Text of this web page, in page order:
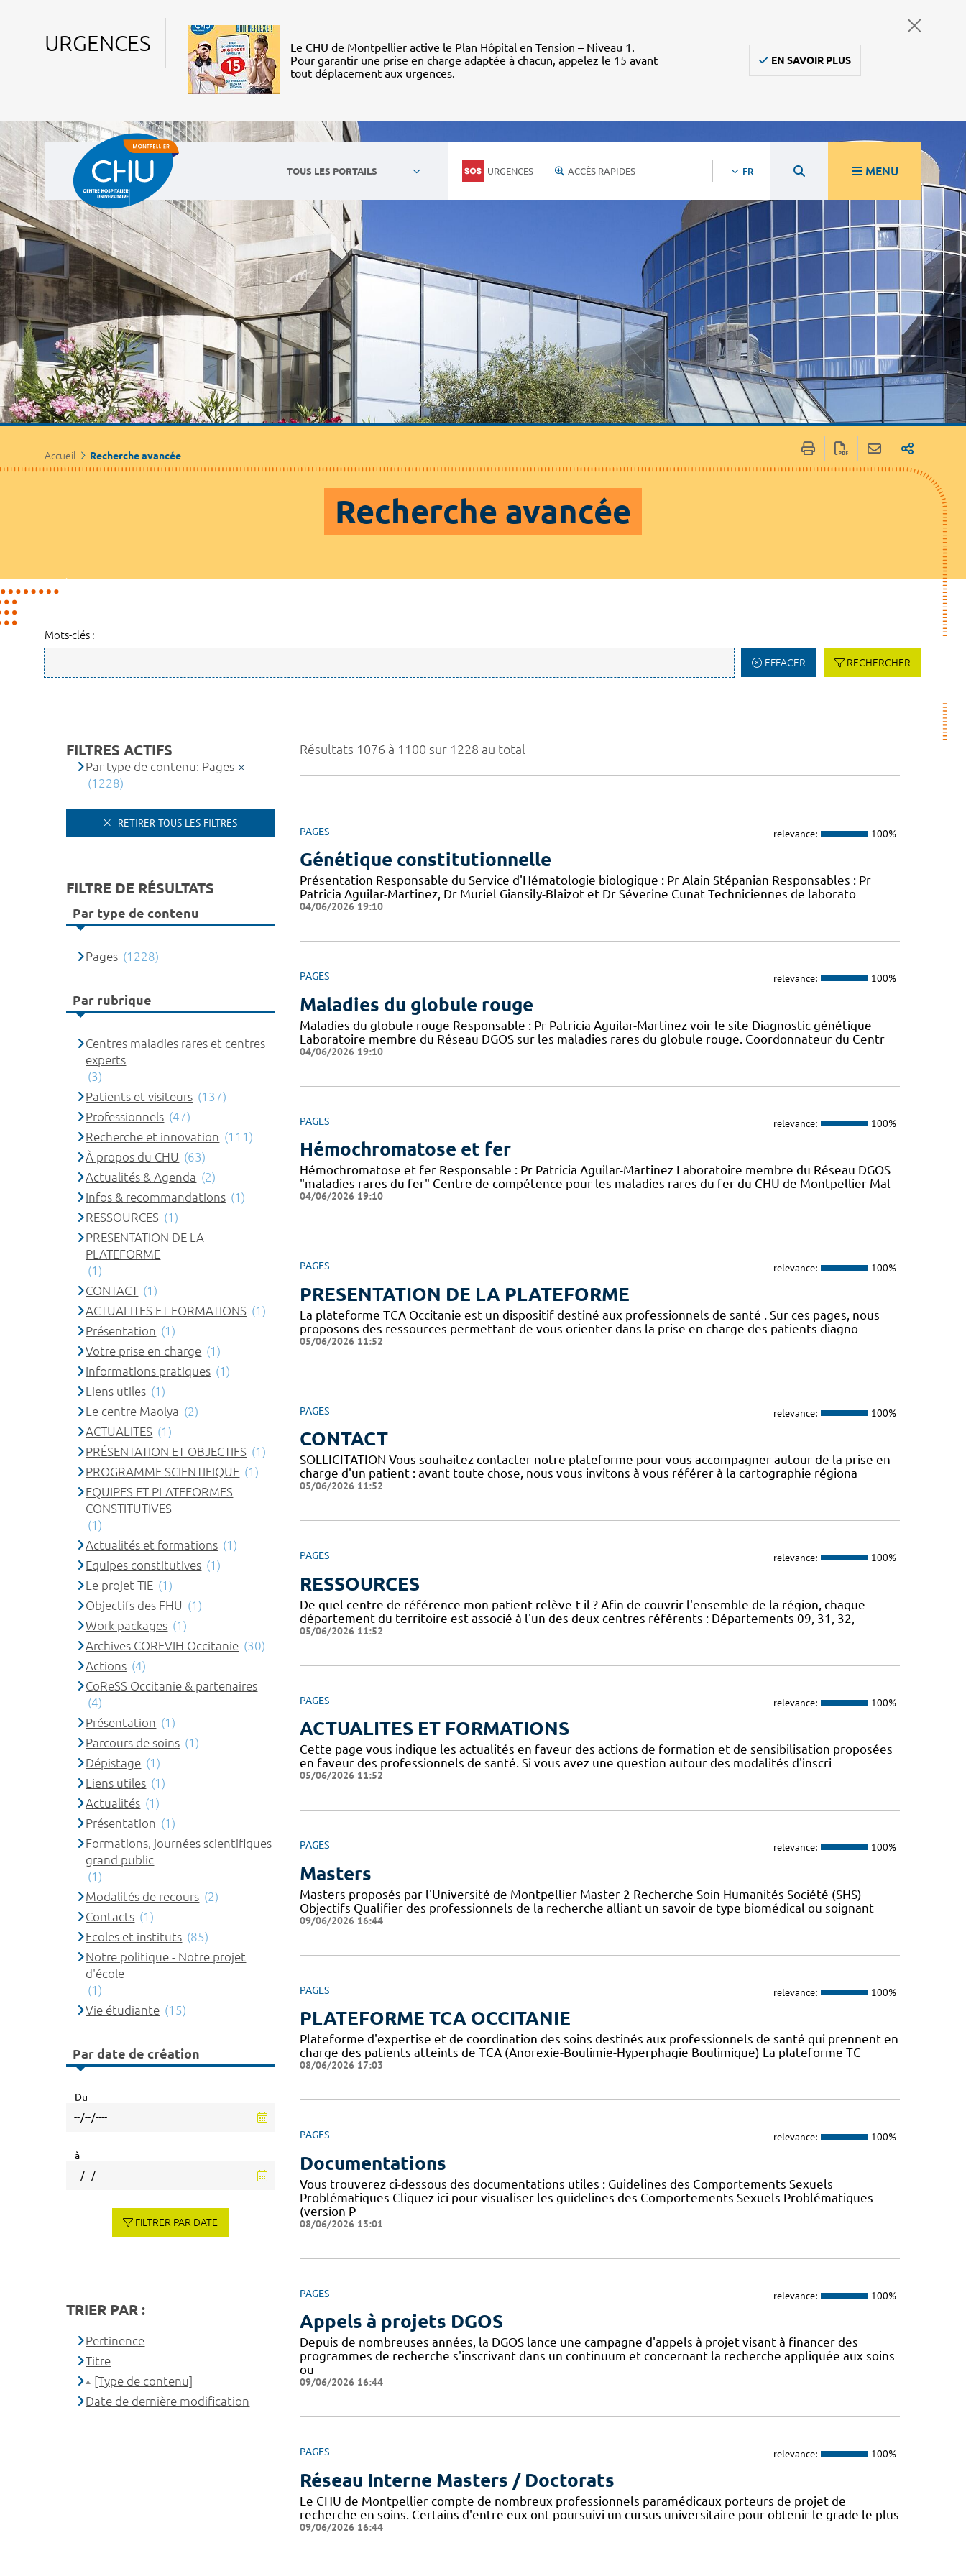
URGENCES
Le CHU de Montpellier active le Plan Hôpital en Tension – Niveau 1.
Pour garantir une prise en charge adaptée à chacun, appelez le 15 avant
tout déplacement aux urgences.
EN SAVOIR PLUS
TOUS LES PORTAILS URGENCES ACCÈS RAPIDES FR MENU
Accueil Recherche avancée
Recherche avancée
Mots-clés :
EFFACER RECHERCHER
Résultats 1076 à 1100 sur 1228 au total
PAGES relevance: 100%
Génétique constitutionnelle
Présentation Responsable du Service d'Hématologie biologique : Pr Alain Stépanian Responsables : Pr
Patricia Aguilar-Martinez, Dr Muriel Giansily-Blaizot et Dr Séverine Cunat Techniciennes de laborato
04/06/2026 19:10
PAGES relevance: 100%
Maladies du globule rouge
Maladies du globule rouge Responsable : Pr Patricia Aguilar-Martinez voir le site Diagnostic génétique
Laboratoire membre du Réseau DGOS sur les maladies rares du globule rouge. Coordonnateur du Centr
04/06/2026 19:10
PAGES relevance: 100%
Hémochromatose et fer
Hémochromatose et fer Responsable : Pr Patricia Aguilar-Martinez Laboratoire membre du Réseau DGOS
"maladies rares du fer" Centre de compétence pour les maladies rares du fer du CHU de Montpellier Mal
04/06/2026 19:10
PAGES relevance: 100%
PRESENTATION DE LA PLATEFORME
La plateforme TCA Occitanie est un dispositif destiné aux professionnels de santé . Sur ces pages, nous
proposons des ressources permettant de vous orienter dans la prise en charge des patients diagno
05/06/2026 11:52
PAGES relevance: 100%
CONTACT
SOLLICITATION Vous souhaitez contacter notre plateforme pour vous accompagner autour de la prise en
charge d'un patient : avant toute chose, nous vous invitons à vous référer à la cartographie régiona
05/06/2026 11:52
PAGES relevance: 100%
RESSOURCES
De quel centre de référence mon patient relève-t-il ? Afin de couvrir l'ensemble de la région, chaque
département du territoire est associé à l'un des deux centres référents : Départements 09, 31, 32,
05/06/2026 11:52
PAGES relevance: 100%
ACTUALITES ET FORMATIONS
Cette page vous indique les actualités en faveur des actions de formation et de sensibilisation proposées
en faveur des professionnels de santé. Si vous avez une question autour des modalités d'inscri
05/06/2026 11:52
PAGES relevance: 100%
Masters
Masters proposés par l'Université de Montpellier Master 2 Recherche Soin Humanités Société (SHS)
Objectifs Qualifier des professionnels de la recherche alliant un savoir de type biomédical ou soignant
09/06/2026 16:44
PAGES relevance: 100%
PLATEFORME TCA OCCITANIE
Plateforme d'expertise et de coordination des soins destinés aux professionnels de santé qui prennent en
charge des patients atteints de TCA (Anorexie-Boulimie-Hyperphagie Boulimique) La plateforme TC
08/06/2026 17:03
PAGES relevance: 100%
Documentations
Vous trouverez ci-dessous des documentations utiles : Guidelines des Comportements Sexuels
Problématiques Cliquez ici pour visualiser les guidelines des Comportements Sexuels Problématiques
(version P
08/06/2026 13:01
PAGES relevance: 100%
Appels à projets DGOS
Depuis de nombreuses années, la DGOS lance une campagne d'appels à projet visant à financer des
programmes de recherche s'inscrivant dans un continuum et concernant la recherche appliquée aux soins
ou
09/06/2026 16:44
PAGES relevance: 100%
Réseau Interne Masters / Doctorats
Le CHU de Montpellier compte de nombreux professionnels paramédicaux porteurs de projet de
recherche en soins. Certains d'entre eux ont poursuivi un cursus universitaire pour obtenir le grade le plus
09/06/2026 16:44
FILTRES ACTIFS
Par type de contenu: Pages
(1228)
RETIRER TOUS LES FILTRES
FILTRE DE RÉSULTATS
Par type de contenu
Pages (1228)
Par rubrique
Centres maladies rares et centres
experts
(3)
Patients et visiteurs (137)
Professionnels (47)
Recherche et innovation (111)
À propos du CHU (63)
Actualités & Agenda (2)
Infos & recommandations (1)
RESSOURCES (1)
PRESENTATION DE LA
PLATEFORME
(1)
CONTACT (1)
ACTUALITES ET FORMATIONS (1)
Présentation (1)
Votre prise en charge (1)
Informations pratiques (1)
Liens utiles (1)
Le centre Maolya (2)
ACTUALITES (1)
PRÉSENTATION ET OBJECTIFS (1)
PROGRAMME SCIENTIFIQUE (1)
EQUIPES ET PLATEFORMES
CONSTITUTIVES
(1)
Actualités et formations (1)
Equipes constitutives (1)
Le projet TIE (1)
Objectifs des FHU (1)
Work packages (1)
Archives COREVIH Occitanie (30)
Actions (4)
CoReSS Occitanie & partenaires
(4)
Présentation (1)
Parcours de soins (1)
Dépistage (1)
Liens utiles (1)
Actualités (1)
Présentation (1)
Formations, journées scientifiques
grand public
(1)
Modalités de recours (2)
Contacts (1)
Ecoles et instituts (85)
Notre politique - Notre projet
d'école
(1)
Vie étudiante (15)
Par date de création
Du
à
FILTRER PAR DATE
TRIER PAR :
Pertinence
Titre
[Type de contenu]
Date de dernière modification